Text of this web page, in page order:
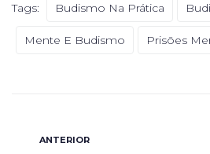
Tags: Budismo Na Prática
Mente E Budismo Prisões
ANTERIOR